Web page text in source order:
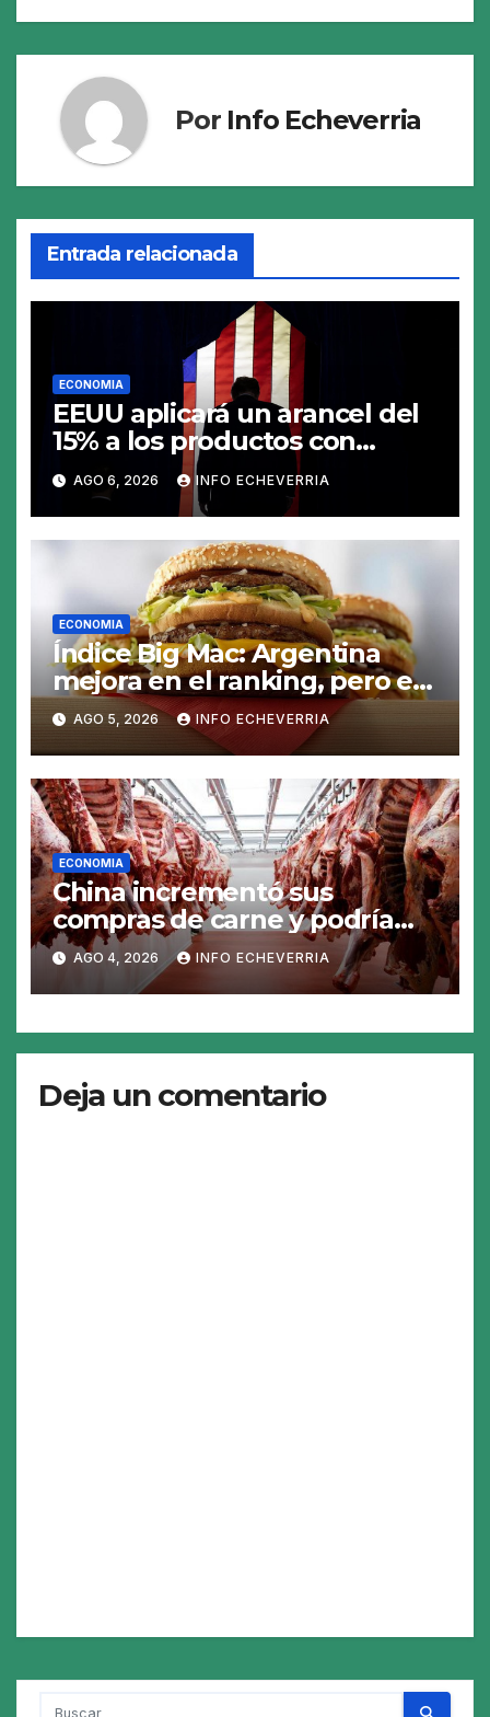
entradas
Por Info Echeverria
Entrada relacionada
ECONOMIA
EEUU aplicará un arancel del
15% a los productos con
polisilicio para frenar el
avance de China
AGO 6, 2026 INFO ECHEVERRIA
ECONOMIA
Índice Big Mac: Argentina
mejora en el ranking, pero el
peso sigue sobrevaluado un
19%
AGO 5, 2026 INFO ECHEVERRIA
ECONOMIA
China incrementó sus
compras de carne y podría
abrirse una oportunidad para
la Argentina
AGO 4, 2026 INFO ECHEVERRIA
Deja un comentario